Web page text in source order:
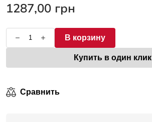
1287,00 грн
В корзину
Купить в один клик
Сравнить